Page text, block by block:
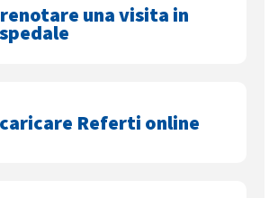
una visita in
Referti online